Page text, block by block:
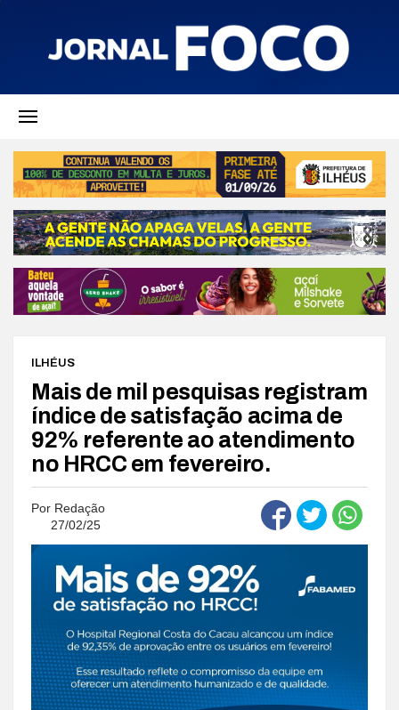
ILHÉUS
Mais de mil pesquisas registram
índice de satisfação acima de
92% referente ao atendimento
no HRCC em fevereiro.
Por Redação
27/02/25